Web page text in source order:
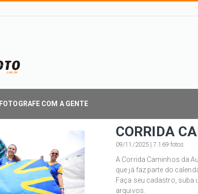
FOTOGRAFE COM A GENTE
CORRIDA
09/11/2025 | 7.169 fotos.
A Corrida Caminhos da
que já faz parte do
Faça seu cadastro,
arquivos.